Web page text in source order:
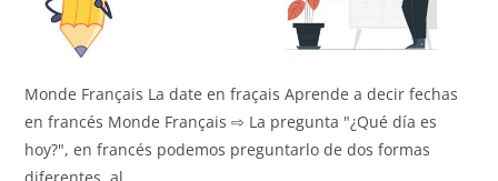
Monde Français La date en fraçais Aprende a decir fechas
en francés Monde Français ⇨ La pregunta "¿Qué día es
hoy?", en francés podemos preguntarlo de dos formas